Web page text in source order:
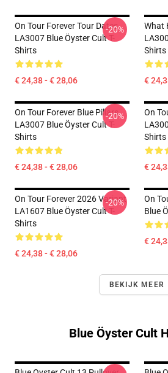
On Tour Forever Tour Dates
LA3007 Blue Öyster Cult T-
Shirts
€ 24,38 - € 28,06
-20%
What
Shirts
€
On Tour Forever Blue Pillars
LA3007 Blue Öyster Cult T-
Shirts
€ 24,38 - € 28,06
-20%
On
Shirts
€
On Tour Forever 2026 Variant
LA1607 Blue Öyster Cult T-
Shirts
€ 24,38 - € 28,06
-20%
On
Blue
€
BEKIJK MEER
Blue Öyster Cult